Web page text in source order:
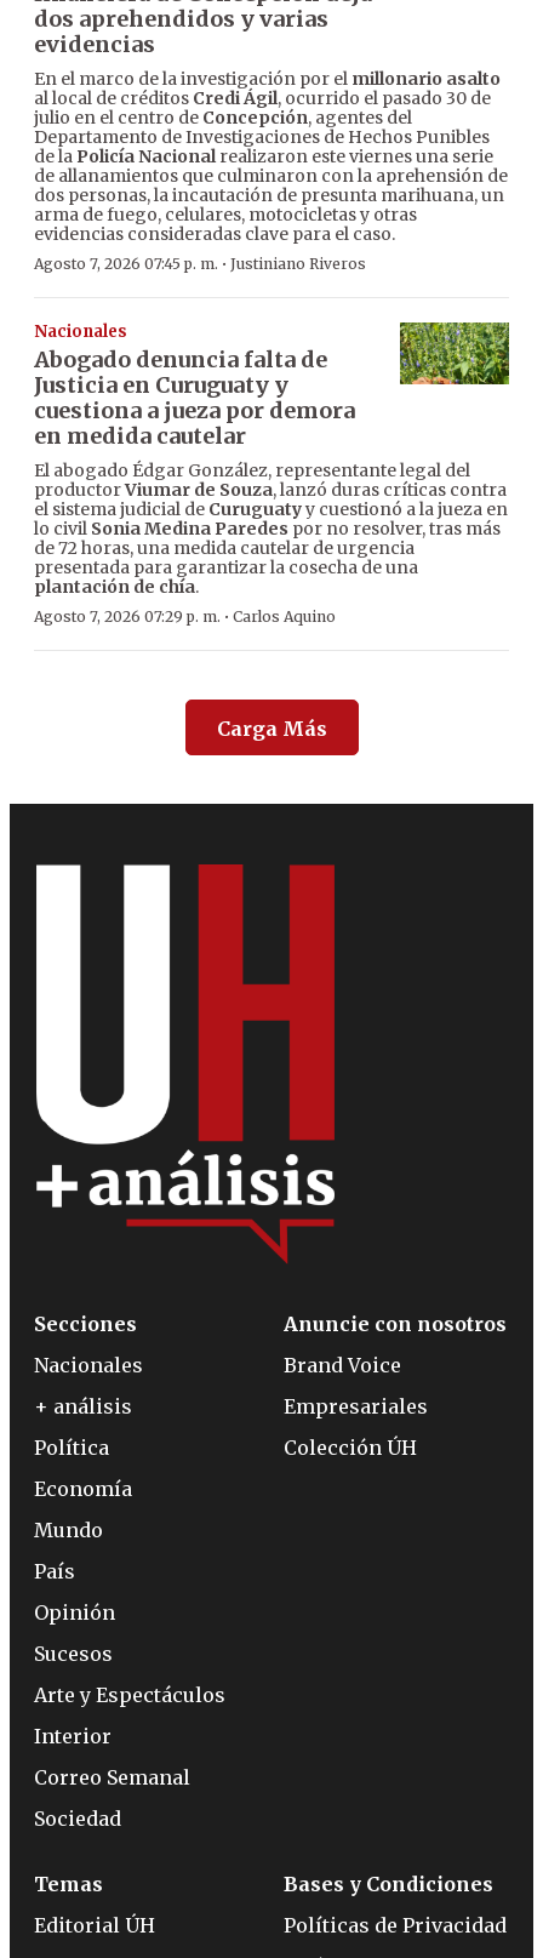
dos aprehendidos y varias
evidencias
En el marco de la investigación por el millonario asalto
al local de créditos Credi Ágil, ocurrido el pasado 30 de
julio en el centro de Concepción, agentes del
Departamento de Investigaciones de Hechos Punibles
de la Policía Nacionalrealizaron este viernes una serie
de allanamientos que culminaron con la aprehensión de
dos personas, la incautación de presunta marihuana, un
arma de fuego, celulares, motocicletas y otras
evidencias consideradas clave para el caso.
Agosto 7, 2026 07:45 p. m. · Justiniano Riveros
Nacionales
Abogado denuncia falta de
Justicia en Curuguaty y
cuestiona a jueza por demora
en medida cautelar
El abogado Édgar González, representante legal del
productorViumar de Souza, lanzó duras críticas contra
el sistema judicial de Curuguatyy cuestionó a la jueza en
lo civil Sonia Medina Paredes por no resolver, tras más
de 72 horas, una medida cautelar de urgencia
presentada para garantizar la cosecha de una
plantación de chía.
Agosto 7, 2026 07:29 p. m. · Carlos Aquino
Carga Más
Secciones
Nacionales
+ análisis
Política
Economía
Mundo
País
Opinión
Sucesos
Arte y Espectáculos
Interior
Correo Semanal
Sociedad
Anuncie con nosotros
Brand Voice
Empresariales
Colección ÚH
Temas
Editorial ÚH
Bases y Condiciones
Políticas de Privacidad